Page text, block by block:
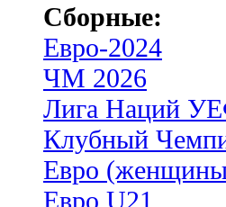
Сборные:
Евро-2024
ЧМ 2026
Лига Наций
Клубный
Евро
Евро U21